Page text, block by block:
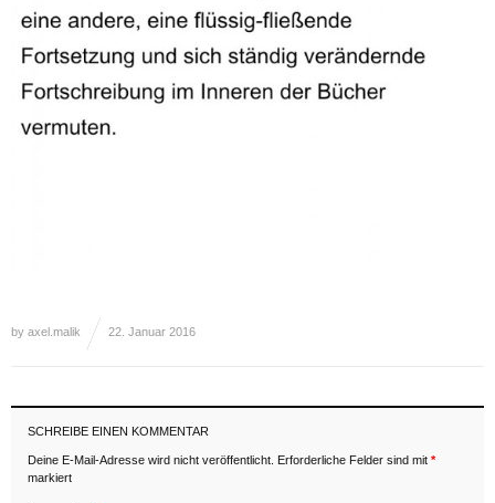
by axel.malik 22. Januar 2016
SCHREIBE EINEN KOMMENTAR
Deine E-Mail-Adresse wird nicht veröffentlicht. Erforderliche Felder sind mit *
markiert